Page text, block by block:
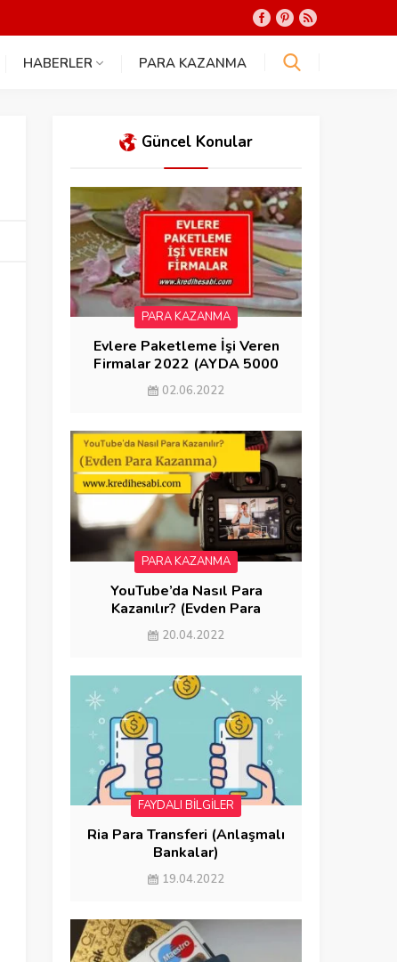
HABERLER PARA KAZANMA
Güncel Konular
PARA KAZANMA
Evlere Paketleme İşi Veren
Firmalar 2022 (AYDA 5000
KAZAN)
02.06.2022
PARA KAZANMA
YouTube’da Nasıl Para
Kazanılır? (Evden Para
Kazanma)
20.04.2022
FAYDALI BİLGİLER
Ria Para Transferi (Anlaşmalı
Bankalar)
19.04.2022